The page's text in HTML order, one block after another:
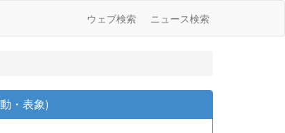
ウェブ検索 ニュース検索
・表象)